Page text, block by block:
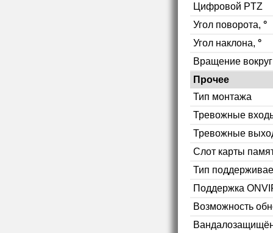
Цифровой PTZ
Угол поворота, °
Угол наклона, °
Вращение
Прочее
Тип монтажа
Тревожные
Тревожные
Слот карты
Тип
Поддержка
Возможность